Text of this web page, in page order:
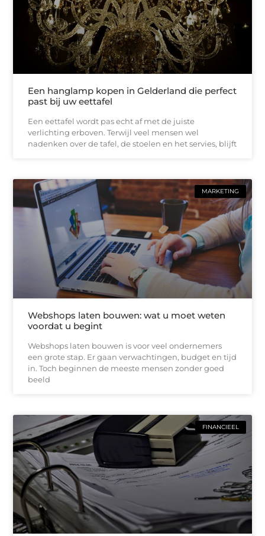
Een hanglamp kopen in Gelderland die perfect
past bij uw eettafel
Een eettafel wordt pas echt af met de juiste
verlichting erboven. Terwijl veel mensen wel
nadenken over de tafel, de stoelen en het servies, blijft
MARKETING
Webshops laten bouwen: wat u moet weten
voordat u begint
Webshops laten bouwen is voor veel ondernemers
een grote stap. Er gaan verwachtingen, budget en tijd
in. Toch beginnen de meeste mensen zonder goed
beeld
FINANCIEEL